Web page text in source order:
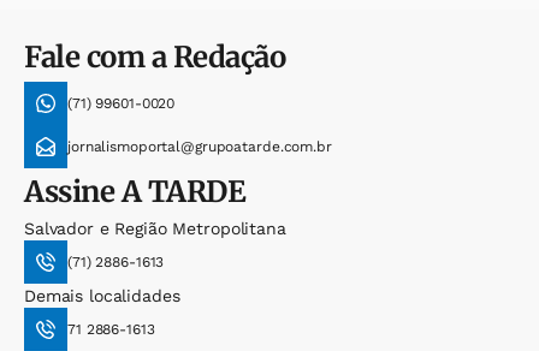
Fale com a Redação
(71) 99601-0020
jornalismoportal@grupoatarde.com.br
AssineA TARDE
Salvador e Região Metropolitana
(71) 2886-1613
Demais localidades
71 2886-1613